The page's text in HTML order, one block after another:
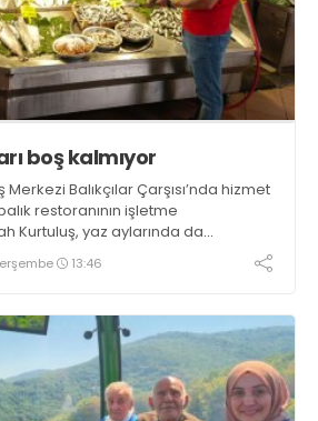
boş kalmıyor
Balıkçılar Çarşısı’nda hizmet
restoranının işletme
Kurtuluş, yaz aylarında da
bulunduğunu ifade ederek “Yıl
taze balık bulmak mümkün
13:46